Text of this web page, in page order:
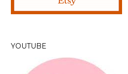
YOUTUBE